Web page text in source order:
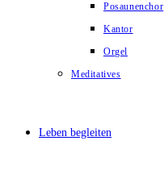
Posaunenchor
Kantor
Orgel
Meditatives
Leben begleiten